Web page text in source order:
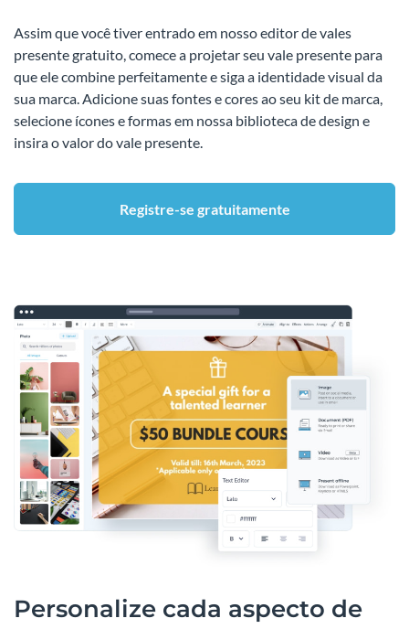
Assim que você tiver entrado em nosso editor de vales
presente gratuito, comece a projetar seu vale presente para
que ele combine perfeitamente e siga a identidade visual da
sua marca. Adicione suas fontes e cores ao seu kit de marca,
selecione ícones e formas em nossa biblioteca de design e
insira o valor do vale presente.
Registre-se gratuitamente
Personalize cada aspecto de